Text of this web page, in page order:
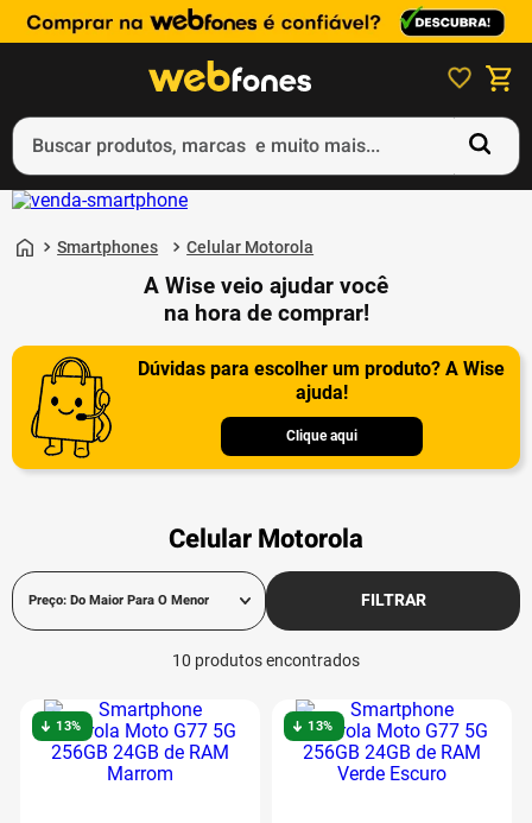
Buscar produtos, marcas e muito mais...
Smartphones Celular Motorola
A Wise veio ajudar você
na hora de comprar!
Dúvidas para escolher um produto? A Wise
ajuda!
Clique aqui
Celular Motorola
Preço: Do Maior Para O Menor FILTRAR
10 produtos
13% 13%
Termos mais buscados
1º
ps5
4º
ps4
5 º notebook